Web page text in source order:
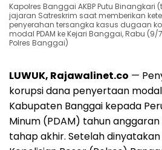
Kapolres Banggai AKBP Putu
jajaran Satreskrim saat memberikan
penyerahan tersangka kasus dugaan
modal PDAM ke Kejari Banggai, Rabu (9/
Polres Banggai)
LUWUK, Rajawalinet.co —
korupsi dana penyertaan
Kabupaten Banggai kepada
Minum (PDAM) tahun anggaran
tahap akhir. Setelah